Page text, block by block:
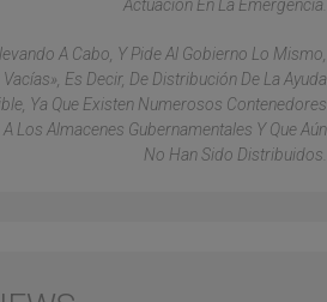
Actuación En La Emergencia.
A Cabo, Y Pide Al Gobierno Lo Mismo,
Es Decir, De Distribución De La Ayuda
Ya Que Existen Numerosos Contenedores
Los Almacenes Gubernamentales Y Que Aún
No Han Sido Distribuidos.